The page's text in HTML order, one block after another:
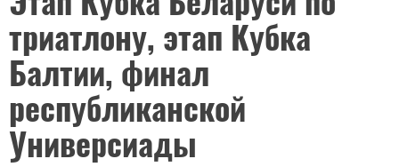
триатлону, этап Кубка
Балтии, финал
республиканской
Универсиады